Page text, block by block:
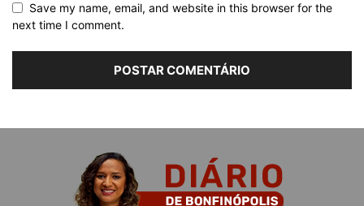
Save my name, email, and website in this browser for the
next time I comment.